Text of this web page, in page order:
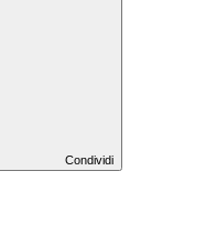
Condividi